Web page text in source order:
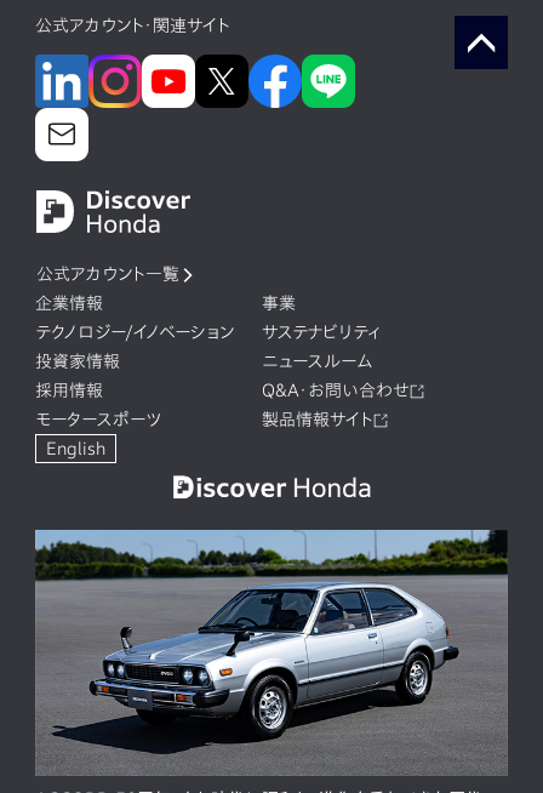
公式アカウント・関連サイト
公式アカウント一覧
企業情報
事業
テクノロジー/イノベーション
サステナビリティ
投資家情報
ニュースルーム
採用情報
Q&A・お問い合わせ
モータースポーツ
製品情報サイト
English